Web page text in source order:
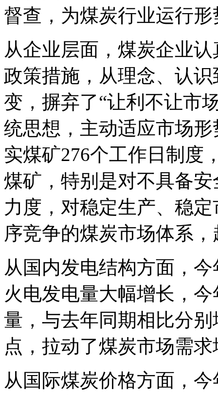
督查，为煤炭行业运行
从企业层面，煤炭企业
政策措施，从理念、认
变，摒弃了“让利不让市
统思想，主动适应市场
实煤矿276个工作日制度
煤矿，特别是对不具备
力度，对稳定生产、稳
序竞争的煤炭市场体系
从国内发电结构方面，
火电发电量大幅增长，
量，与去年同期相比分别
点，拉动了煤炭市场需
从国际煤炭价格方面，